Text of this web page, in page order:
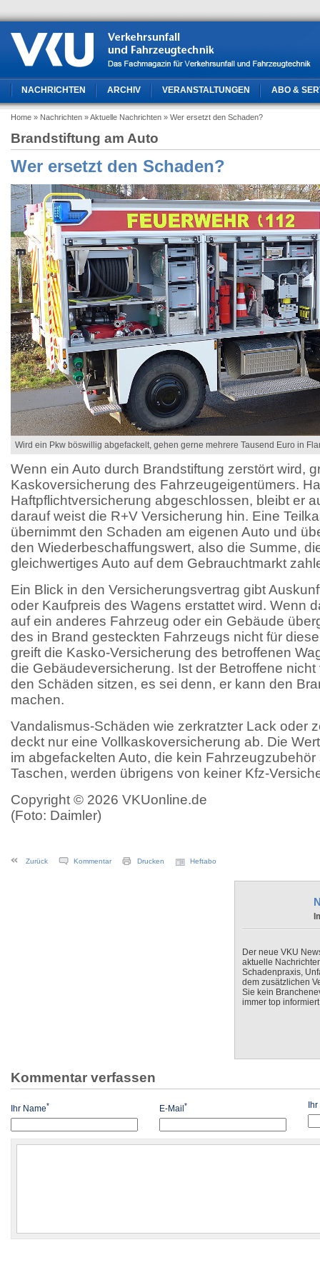
NACHRICHTEN ARCHIV VERANSTALTUNGEN ABO &
Home » Nachrichten » Aktuelle Nachrichten » Wer ersetzt den Schaden?
Brandstiftung am Auto
Wer ersetzt den Schaden?
Wird ein Pkw böswillig abgefackelt, gehen gerne mehrere Tausend Euro in
Wenn ein Auto durch Brandstiftung zerstört wird,
Kaskoversicherung des Fahrzeugeigentümers.
Haftpflichtversicherung abgeschlossen, bleibt er
darauf weist die R+V Versicherung hin. Eine
übernimmt den Schaden am eigenen Auto und
den Wiederbeschaffungswert, also die Summe,
gleichwertiges Auto auf dem Gebrauchtmarkt
Ein Blick in den Versicherungsvertrag gibt
oder Kaufpreis des Wagens erstattet wird. Wenn
auf ein anderes Fahrzeug oder ein Gebäude
des in Brand gesteckten Fahrzeugs nicht für
greift die Kasko-Versicherung des betroffenen
die Gebäudeversicherung. Ist der Betroffene
den Schäden sitzen, es sei denn, er kann den
machen.
Vandalismus-Schäden wie zerkratzter Lack oder
deckt nur eine Vollkaskoversicherung ab. Die
im abgefackelten Auto, die kein
Taschen, werden übrigens von keiner Kfz-
Copyright © 2026 VKUonline.de
(Foto: Daimler)
Zurück Kommentar Drucken Heftabo
Der neue VKU
aktuelle
Schadenpraxis,
dem zusätzlichen
Sie kein
immer top
Kommentar verfassen
Ihr Name* E-Mail* Ihr